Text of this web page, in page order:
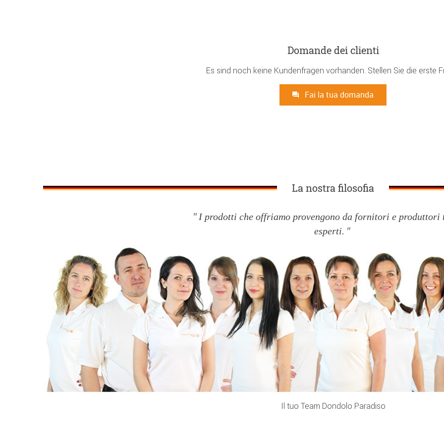
Domande dei clienti
Es sind noch keine Kundenfragen vorhanden. Stellen Sie die erste
Fai la tua domanda
La nostra filosofia
I prodotti che offriamo provengono da fornitori e produttori
esperti.
Il tuo Team Dondolo Paradiso